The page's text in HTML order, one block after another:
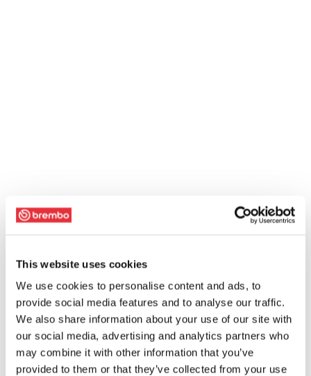
This website uses cookies
We use cookies to personalise content and ads, to
provide social media features and to analyse our traffic.
We also share information about your use of our site with
our social media, advertising and analytics partners who
may combine it with other information that you’ve
provided to them or that they’ve collected from your use